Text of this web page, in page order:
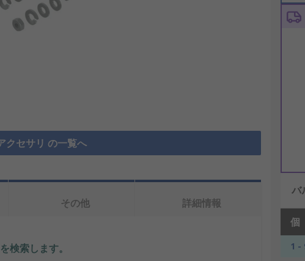
クセサリ の一覧へ
バ
個
1 -
その他 詳細情報
検索します。